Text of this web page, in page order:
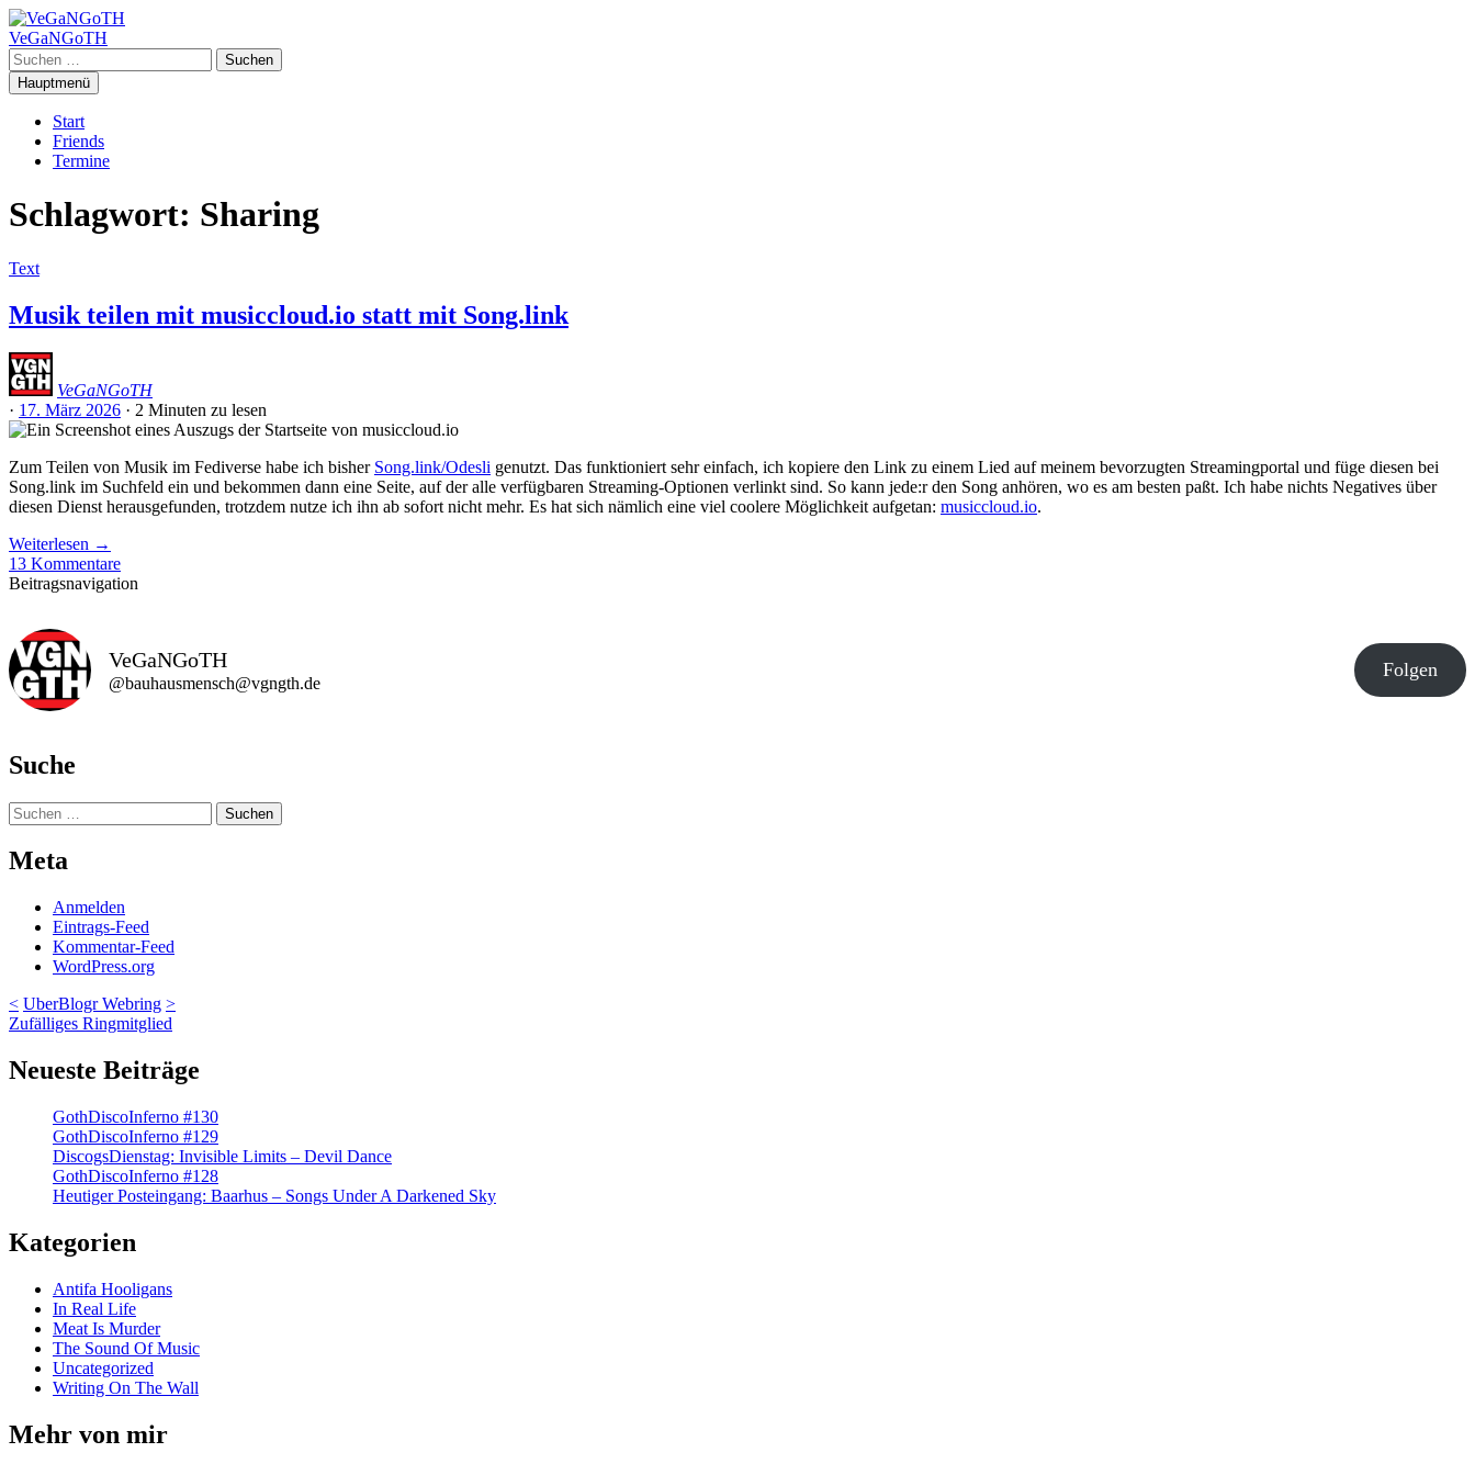
Zum
Inhalt
springen
VeGaNGoTH
Suchen
nach:
Hauptmenü
Start
Friends
Termine
Schlagwort: Sharing
Text
Musik teilen mit musiccloud.io statt mit Song.link
VeGaNGoTH
· 17. März 2026 · 2 Minuten zu lesen
Zum Teilen von Musik im Fediverse habe ich bisher Song.link/Odesli genutzt. Das funktioniert sehr einfach, ich kopiere den Link zu einem Lied auf meinem bevorzugten Streamingportal und füge diesen bei
Song.link im Suchfeld ein und bekommen dann eine Seite, auf der alle verfügbaren Streaming-Optionen verlinkt sind. So kann jede:r den Song anhören, wo es am besten paßt. Ich habe nichts Negatives über
diesen Dienst herausgefunden, trotzdem nutze ich ihn ab sofort nicht mehr. Es hat sich nämlich eine viel coolere Möglichkeit aufgetan: musiccloud.io.
Weiterlesen →
13 Kommentare
Beitragsnavigation
VeGaNGoTH
@bauhausmensch@vgngth.de
Folgen
Suche
Suchen
nach:
Meta
Anmelden
Eintrags-Feed
Kommentar-Feed
WordPress.org
< UberBlogr Webring >
Zufälliges Ringmitglied
Neueste Beiträge
GothDiscoInferno #130
GothDiscoInferno #129
DiscogsDienstag: Invisible Limits – Devil Dance
GothDiscoInferno #128
Heutiger Posteingang: Baarhus – Songs Under A Darkened Sky
Kategorien
Antifa Hooligans
In Real Life
Meat Is Murder
The Sound Of Music
Uncategorized
Writing On The Wall
Mehr von mir